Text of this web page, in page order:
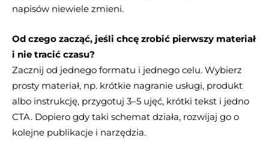
napisów niewiele zmieni.
Od czego zacząć, jeśli chcę zrobić pierwszy materiał
i nie tracić czasu?
Zacznij od jednego formatu i jednego celu. Wybierz
prosty materiał, np. krótkie nagranie usługi, produkt
albo instrukcję, przygotuj 3–5 ujęć, krótki tekst i jedno
CTA. Dopiero gdy taki schemat działa, rozwijaj go o
kolejne publikacje i narzędzia.